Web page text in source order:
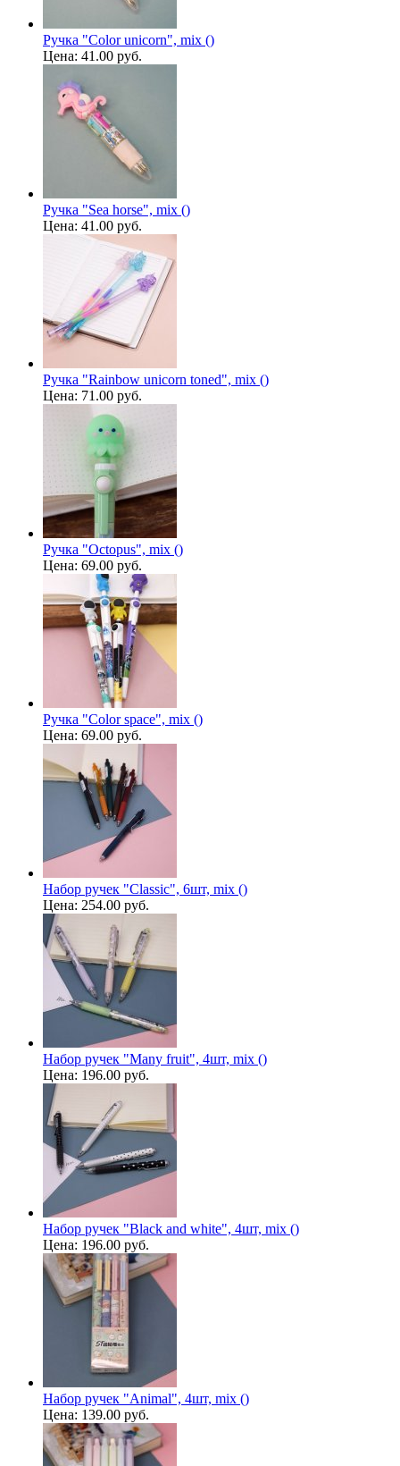
Ручка "Color unicorn", mix ()
Цена: 41.00 руб.
Ручка "Sea ​​horse", mix ()
Цена: 41.00 руб.
Ручка "Rainbow unicorn toned", mix ()
Цена: 71.00 руб.
Ручка "Octopus", mix ()
Цена: 69.00 руб.
Ручка "Color space", mix ()
Цена: 69.00 руб.
Набор ручек "Classic", 6шт, mix ()
Цена: 254.00 руб.
Набор ручек "Many fruit", 4шт, mix ()
Цена: 196.00 руб.
Набор ручек "Black and white", 4шт, mix ()
Цена: 196.00 руб.
Набор ручек "Animal", 4шт, mix ()
Цена: 139.00 руб.